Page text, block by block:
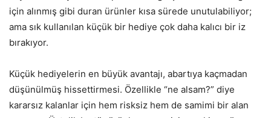
için alınmış gibi duran ürünler kısa sürede unutulabiliyor;
ama sık kullanılan küçük bir hediye çok daha kalıcı bir iz
bırakıyor.
Küçük hediyelerin en büyük avantajı, abartıya kaçmadan
düşünülmüş hissettirmesi. Özellikle “ne alsam?” diye
kararsız kalanlar için hem risksiz hem de samimi bir alan